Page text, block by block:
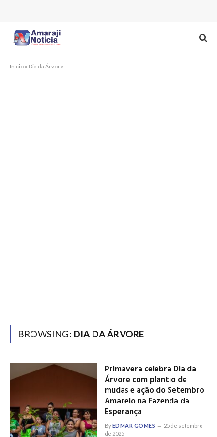
Início » Dia da Árvore
BROWSING: DIA DA ÁRVORE
Primavera celebra Dia da
Árvore com plantio de
mudas e ação do Setembro
Amarelo na Fazenda da
Esperança
ByEDMAR GOMES
25 de setembro
de 2025